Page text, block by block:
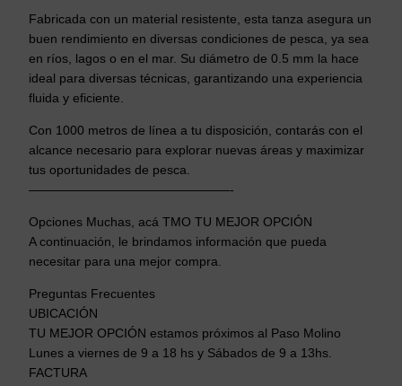
Fabricada con un material resistente, esta tanza asegura un
buen rendimiento en diversas condiciones de pesca, ya sea
en ríos, lagos o en el mar. Su diámetro de 0.5 mm la hace
ideal para diversas técnicas, garantizando una experiencia
fluida y eficiente.
Con 1000 metros de línea a tu disposición, contarás con el
alcance necesario para explorar nuevas áreas y maximizar
tus oportunidades de pesca.
————————————————-
Opciones Muchas, acá TMO TU MEJOR OPCIÓN
A continuación, le brindamos información que pueda
necesitar para una mejor compra.
Preguntas Frecuentes
UBICACIÓN
TU MEJOR OPCIÓN estamos próximos al Paso Molino
Lunes a viernes de 9 a 18 hs y Sábados de 9 a 13hs.
FACTURA